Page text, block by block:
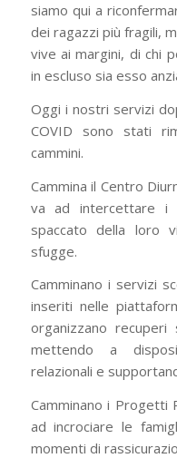
siamo qui a
dei ragazzi più fragili,
vive ai margini, di chi
in escluso sia esso
Oggi i nostri servizi
COVID sono stati
cammini.
Cammina il Centro
va ad intercettare i
spaccato della loro
sfugge.
Camminano i servizi
inseriti nelle
organizzano recuperi
mettendo a
relazionali e
Camminano i Progetti
ad incrociare le
momenti di